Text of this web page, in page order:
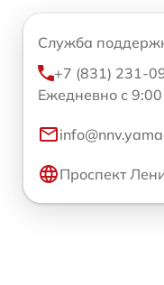
Служба
+7 (831) 231-
Ежедневно с
Проспект